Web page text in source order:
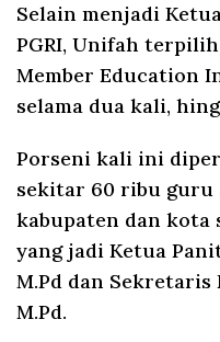
Selain menjadi
PGRI, Unifah
Member Education
selama dua kali,
Porseni kali ini
sekitar 60 ribu guru
kabupaten dan kota
yang jadi Ketua
M.Pd dan Sekretaris
M.Pd.